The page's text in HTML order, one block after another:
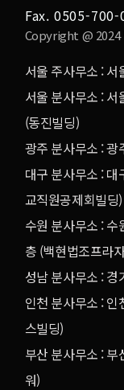
Fax. 0505-700-
Copyright @ 2024
서울 주사무소 :
서울 분사무소 :
(동진빌딩)
광주 분사무소 :
대구 분사무소 :
교직원공제회빌딩)
수원 분사무소 :
층 (백현법조프라
성남 분사무소 :
인천 분사무소 :
스빌딩)
부산 분사무소 :
워)